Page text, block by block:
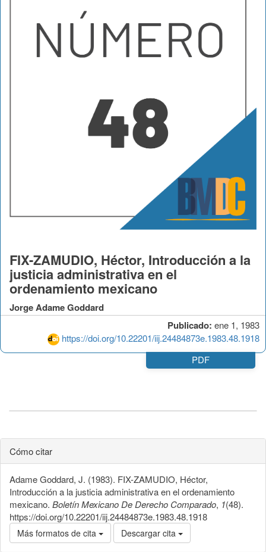
Publicado: ene 1, 1983
https://doi.org/10.22201/iij.24484873e.1983.48.1918
FIX-ZAMUDIO, Héctor, Introducción a la
justicia administrativa en el
ordenamiento mexicano
Jorge Adame Goddard
PDF
Cómo citar
Adame Goddard, J. (1983). FIX-ZAMUDIO, Héctor,
Introducción a la justicia administrativa en el ordenamiento
mexicano. Boletín Mexicano De Derecho Comparado, 1(48).
https://doi.org/10.22201/iij.24484873e.1983.48.1918
Más formatos de cita Descargar cita